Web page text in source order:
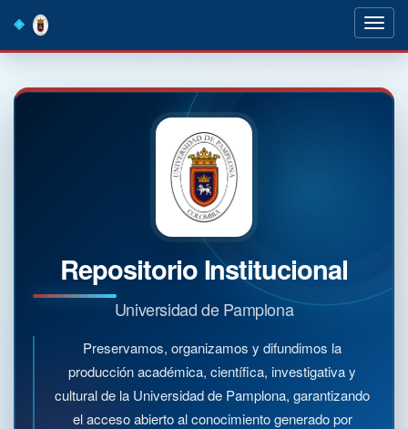
navigation
Repositorio Institucional
Universidad de Pamplona
Preservamos, organizamos y difundimos la
producción académica, científica, investigativa y
cultural de la Universidad de Pamplona, garantizando
el acceso abierto al conocimiento generado por